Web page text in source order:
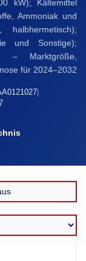
kW); Kältemittel
Ammoniak und
und Sonstige);
– Marktgröße,
für 2024–2032